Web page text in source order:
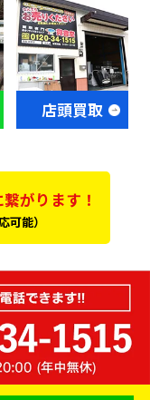
店頭買取
がります！
可能）